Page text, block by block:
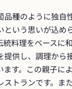
品種のように独自
という思いが込め
統料理をベースに
提供し、調理から
ます。この親子に
ストランです。ま